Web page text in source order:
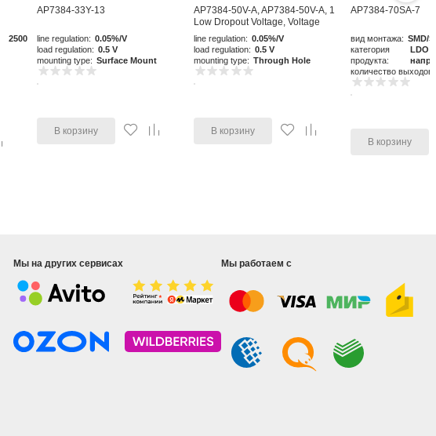
2500
AP7384-33Y-13
line regulation: 0.05%/V
load regulation: 0.5 V
mounting type: Surface Mount
В корзину
AP7384-50V-A, AP7384-50V-A, 1
Low Dropout Voltage, Voltage
Regulator 50mA, 5 V 3-Pin, TO-92
line regulation: 0.05%/V
load regulation: 0.5 V
mounting type: Through Hole
В корзину
AP7384-70SA-7
вид монтажа: SMD/
категория
продукта:
LDO
количество выходов:
В корзину
Мы на других сервисах Мы работаем с